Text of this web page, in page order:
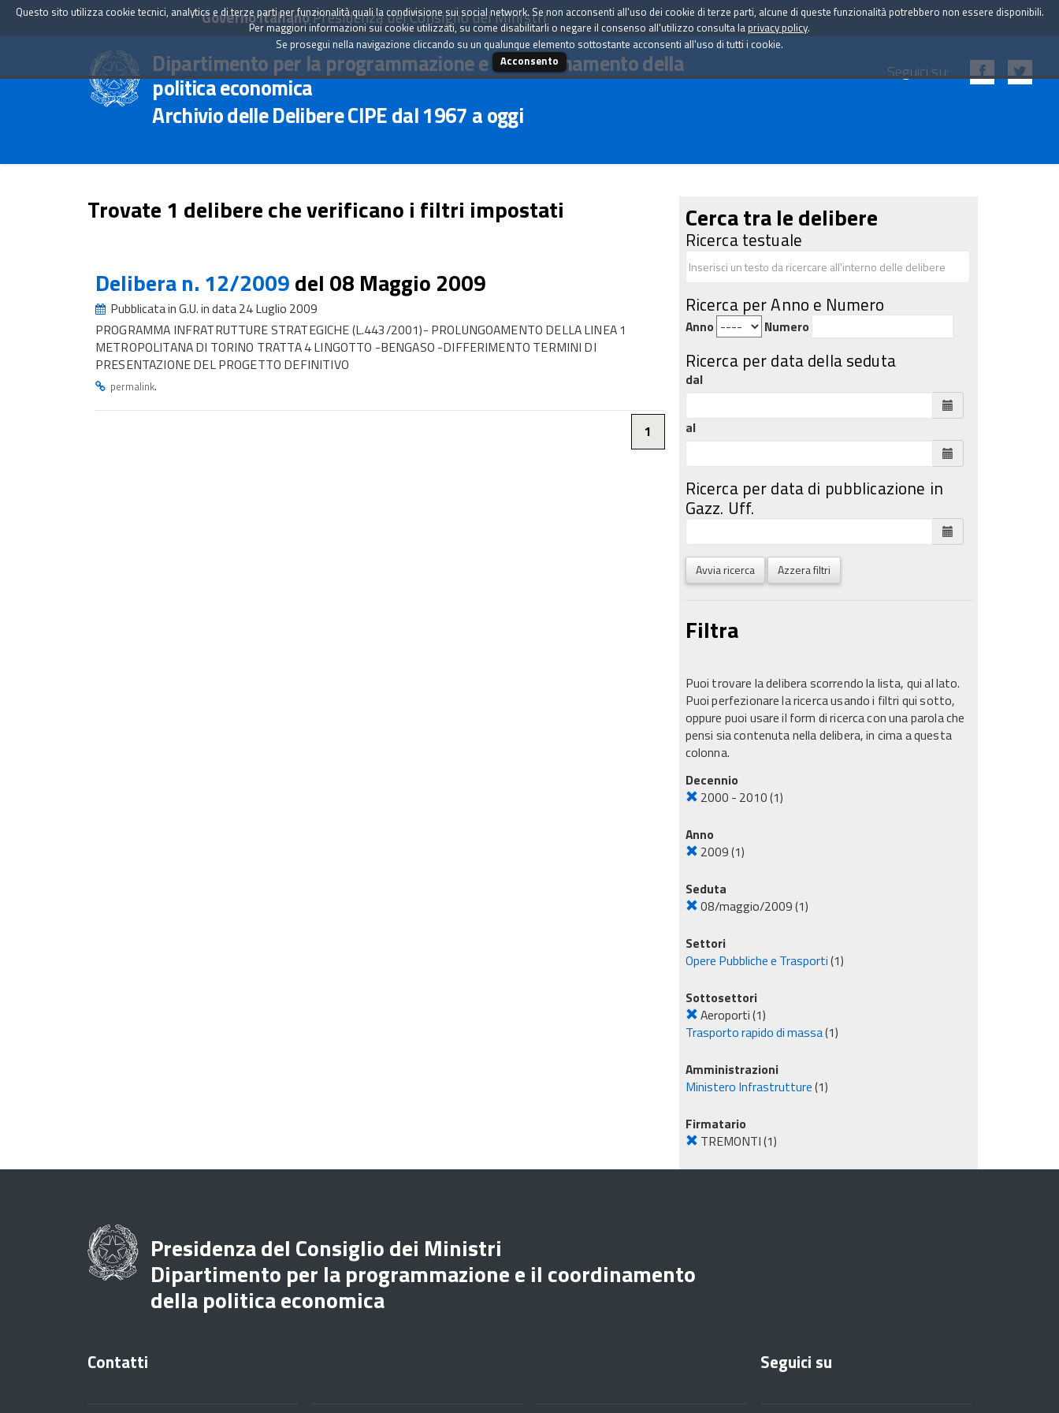
Governo ItalianoPresidenza del Consiglio dei Ministri
Dipartimento per la programmazione e il coordinamento della
politica economica
Archivio delle Delibere CIPE dal 1967 a oggi
Seguici su:
Trovate 1 delibere che verificano i filtri impostati
Delibera n. 12/2009del 08 Maggio 2009
Pubblicata in G.U. in data 24 Luglio 2009
PROGRAMMA INFRATRUTTURE STRATEGICHE (L.443/2001)- PROLUNGOAMENTO DELLA LINEA 1
METROPOLITANA DI TORINO TRATTA 4 LINGOTTO -BENGASO -DIFFERIMENTO TERMINI DI
PRESENTAZIONE DEL PROGETTO DEFINITIVO
permalink.
1
Cerca tra le delibere
Ricerca testuale
Ricerca per Anno e Numero
Anno Numero
Ricerca per data della seduta
dal
al
Ricerca per data di pubblicazione in
Gazz. Uff.
Avvia ricerca Azzera filtri
Filtra
Puoi trovare la delibera scorrendo la lista, qui al lato.
Puoi perfezionare la ricerca usando i filtri qui sotto,
oppure puoi usare il form di ricerca con una parola che
pensi sia contenuta nella delibera, in cima a questa
colonna.
Decennio
2000 - 2010(1)
Anno
2009(1)
Seduta
08/maggio/2009(1)
Settori
Opere Pubbliche e Trasporti(1)
Sottosettori
Aeroporti(1)
Trasporto rapido di massa(1)
Amministrazioni
Ministero Infrastrutture(1)
Firmatario
TREMONTI(1)
Questo sito utilizza cookie tecnici, analytics e di terze parti per funzionalità quali la condivisione sui social network. Se non acconsenti all'uso dei cookie di terze parti, alcune di queste funzionalità potrebbero non essere disponibili.
Per maggiori informazioni sui cookie utilizzati, su come disabilitarli o negare il consenso all'utilizzo consulta la privacy policy.
Se prosegui nella navigazione cliccando su un qualunque elemento sottostante acconsenti all'uso di tutti i cookie.
Acconsento
Presidenza del Consiglio dei Ministri
Dipartimento per la programmazione e il coordinamento
della politica economica
Contatti Seguici su